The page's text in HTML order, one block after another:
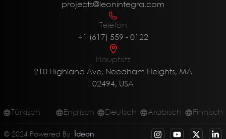
projects@leonintegra.com
Telefon
+1 (617) 559 - 0122
Hauptsitz
210 Highland Ave, Needham Heights, MA
02494, USA
Türkisch Englisch Deutsch Arabisch Finnisch
© 2024 Powered By İdeon